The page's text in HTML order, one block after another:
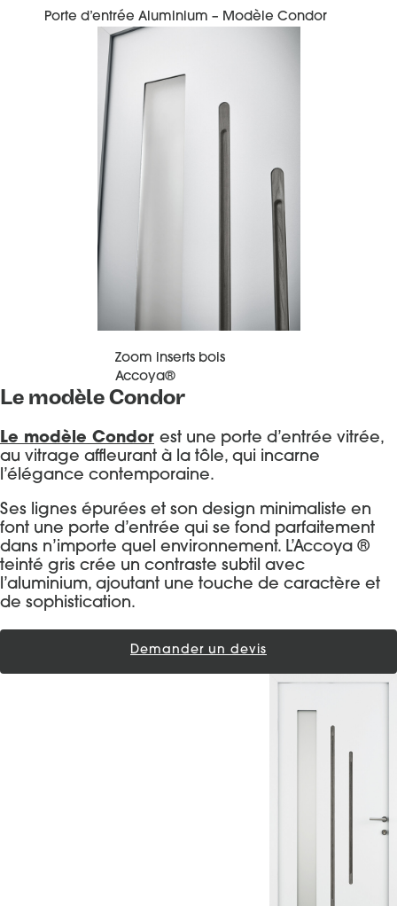
Porte d’entrée Aluminium – Modèle Condor
Zoom inserts bois
Accoya®
Le modèle Condor
Le modèle Condor est une porte d’entrée vitrée,
au vitrage affleurant à la tôle, qui incarne
l’élégance contemporaine.
Ses lignes épurées et son design minimaliste en
font une porte d’entrée qui se fond parfaitement
dans n’importe quel environnement. L’Accoya ®
teinté gris crée un contraste subtil avec
l’aluminium, ajoutant une touche de caractère et
de sophistication.
Demander un devis